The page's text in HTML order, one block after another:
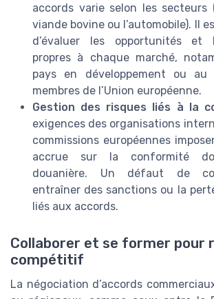
accords varie selon les secteurs
viande bovine ou l’automobile). Il
d’évaluer les opportunités et
propres à chaque marché,
pays en développement ou
membres de l’Union européenne.
Gestion des risques liés à la
exigences des organisations
commissions européennes
accrue sur la conformité
douanière. Un défaut de
entraîner des sanctions ou la
liés aux accords.
Collaborer et se former pour
compétitif
La négociation d’accords